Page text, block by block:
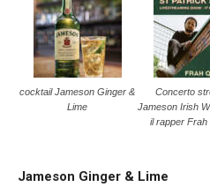
cocktail Jameson Ginger &
Lime
Concerto
Jameson Irish
il rapper Frah
Jameson Ginger & Lime